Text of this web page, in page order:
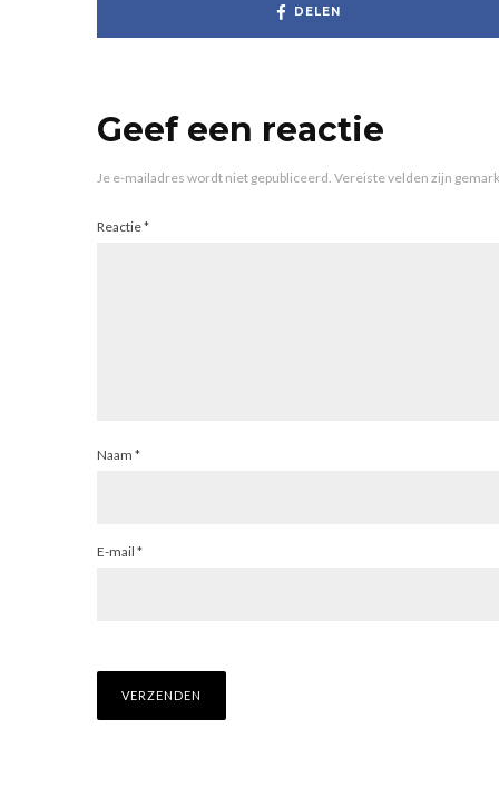
DELEN
Geef een reactie
Je e-mailadres wordt niet gepubliceerd. Vereiste velden zijn
Reactie*
Naam *
E-mail *